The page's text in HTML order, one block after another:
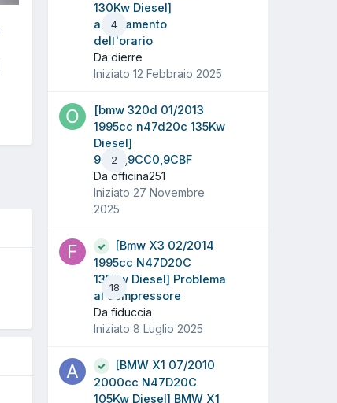
4
130Kw Diesel]
azzeramento
dell'orario
Da dierre
Iniziato 12 Febbraio 2025
2
[bmw 320d 01/2013
1995cc n47d20c 135Kw
Diesel]
9CD3,9CC0,9CBF
Da officina251
Iniziato 27 Novembre
2025
18
[Bmw X3 02/2014
1995cc N47D20C
135Kw Diesel] Problema
al compressore
Da fiduccia
Iniziato 8 Luglio 2025
[BMW X1 07/2010
2000cc N47D20C
105Kw Diesel] BMW X1